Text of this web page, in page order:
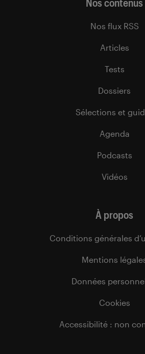
Nos contenus
Nos flux RSS
Articles
Tests
Dossiers
Sélections et
Agenda
Podcasts
Vidéos
À propos
Conditions générales
Mentions
Données
Cookies
Accessibilité : non